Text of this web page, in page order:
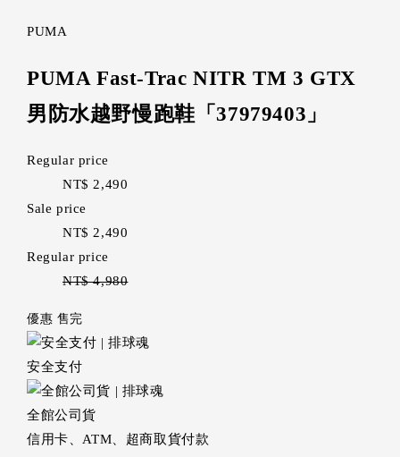
PUMA
PUMA Fast-Trac NITR TM 3 GTX
男防水越野慢跑鞋「37979403」
Regular price
NT$ 2,490
Sale price
NT$ 2,490
Regular price
NT$ 4,980
優惠 售完
安全支付
全館公司貨
信用卡、ATM、超商取貨付款